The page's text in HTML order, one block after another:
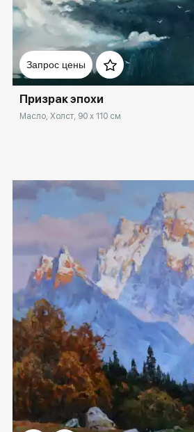
Запрос цены
Призрак эпохи
Масло, Холст, 90 x 110 см
Домен: